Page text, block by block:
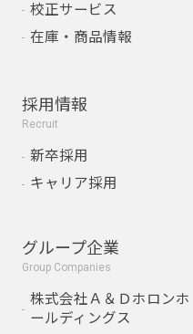
校正サービス
在庫・商品情報
採用情報
Recruit
新卒採用
キャリア採用
グループ企業
Group Companies
株式会社Ａ＆Ｄホロンホ
ールディングス